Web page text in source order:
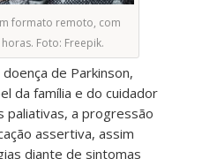
formato remoto, com
Foto: Freepik.
de Parkinson,
da família e do cuidador
paliativas, a progressão
assertiva, assim
diante de sintomas